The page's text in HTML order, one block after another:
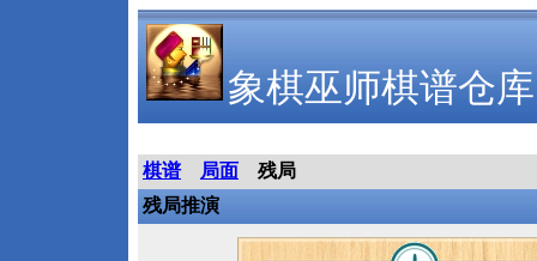
象棋巫师棋谱仓库
棋谱 局面
残局
残局推演